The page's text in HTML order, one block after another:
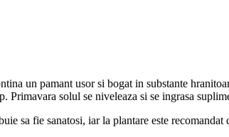
un pamant usor si bogat in substante
solul se niveleaza si se ingrasa
sa fie sanatosi, iar la plantare este recomandat